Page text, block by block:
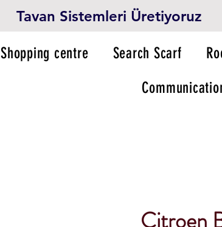
Tavan Sistemleri Üretiyoruz
Shopping centre Search Scarf